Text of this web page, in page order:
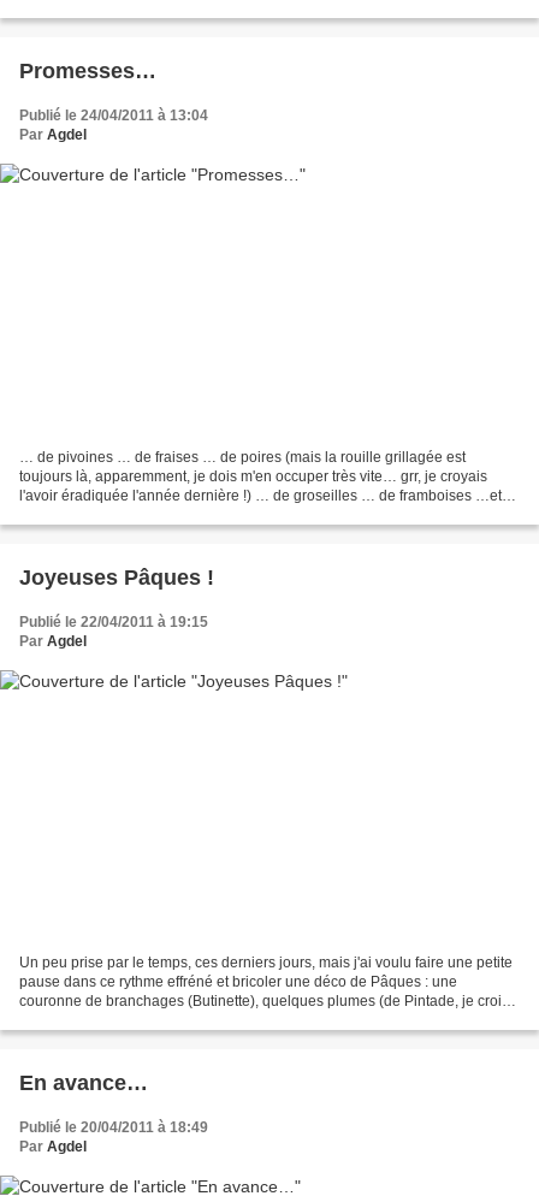
Promesses…
Publié le 24/04/2011 à 13:04
Par Agdel
… de pivoines … de fraises … de poires (mais la rouille grillagée est
toujours là, apparemment, je dois m'en occuper très vite… grr, je croyais
l'avoir éradiquée l'année dernière !) … de groseilles … de framboises …et
Joyeuses Pâques !
Publié le 22/04/2011 à 19:15
Par Agdel
Un peu prise par le temps, ces derniers jours, mais j'ai voulu faire une petite
pause dans ce rythme effréné et bricoler une déco de Pâques : une
couronne de branchages (Butinette), quelques plumes (de Pintade, je crois),
En avance…
Publié le 20/04/2011 à 18:49
Par Agdel